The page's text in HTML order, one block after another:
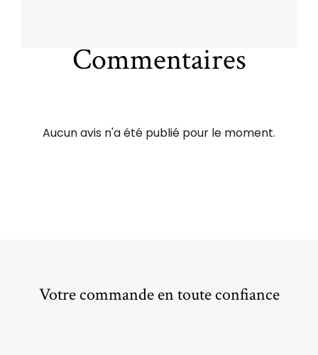
Commentaires
Aucun avis n'a été publié pour le moment.
Votre commande en toute confiance